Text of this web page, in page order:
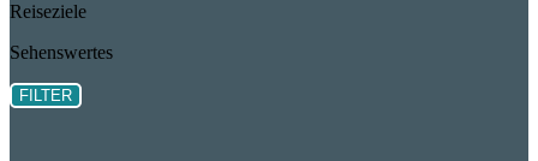
Reiseziele
Sehenswertes
FILTER